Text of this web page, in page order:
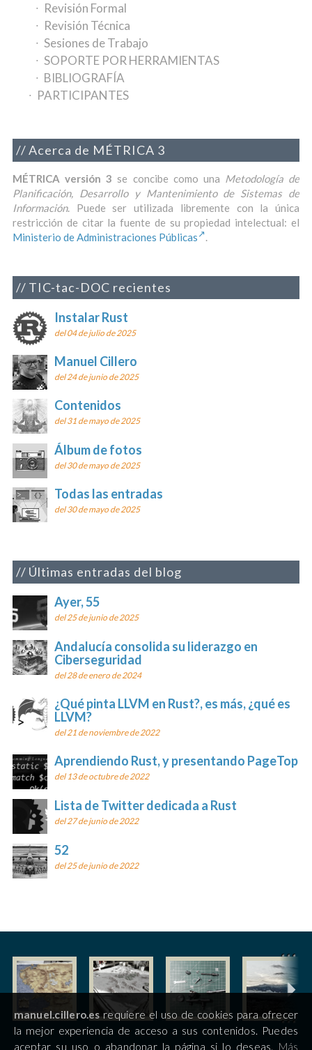
Revisión Formal
Revisión Técnica
Sesiones de Trabajo
SOPORTE POR HERRAMIENTAS
BIBLIOGRAFÍA
PARTICIPANTES
Acerca de MÉTRICA 3
MÉTRICA versión 3 se concibe como una Metodología de
Planificación, Desarrollo y Mantenimiento de Sistemas de
Información. Puede ser utilizada libremente con la única
restricción de citar la fuente de su propiedad intelectual: el
Ministerio de Administraciones Públicas
.
TIC-tac-DOC recientes
Instalar Rust
del 04 de julio de 2025
Manuel Cillero
del 24 de junio de 2025
Contenidos
del 31 de mayo de 2025
Álbum de fotos
del 30 de mayo de 2025
Todas las entradas
del 30 de mayo de 2025
Últimas entradas del blog
Ayer, 55
del 25 de junio de 2025
Andalucía consolida su liderazgo en
Ciberseguridad
del 28 de enero de 2024
¿Qué pinta LLVM en Rust?, es más, ¿qué es
LLVM?
del 21 de noviembre de 2022
Aprendiendo Rust, y presentando PageTop
del 13 de octubre de 2022
Lista de Twitter dedicada a Rust
del 27 de junio de 2022
52
del 25 de junio de 2022
manuel.cillero.esrequiere el uso de cookies para ofrecer
la mejor experiencia de acceso a sus contenidos. Puedes
aceptar su uso o abandonar la página si lo deseas. Más